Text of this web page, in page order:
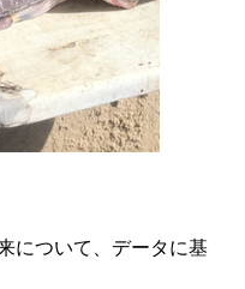
について、データに基